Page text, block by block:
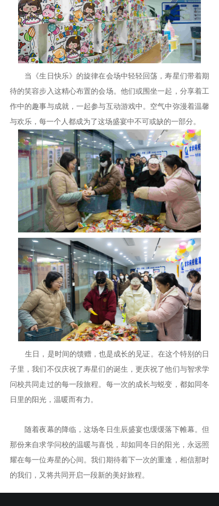
当《生日快乐》的旋律在会场中轻轻回荡，寿星们带着期
待的笑容步入这精心布置的会场。他们或围坐一起，分享着工
作中的趣事与成就，一起参与互动游戏中。空气中弥漫着温馨
与欢乐，每一个人都成为了这场盛宴中不可或缺的一部分。
生日，是时间的馈赠，也是成长的见证。在这个特别的日
子里，我们不仅庆祝了寿星们的诞生，更庆祝了他们与智求学
问校共同走过的每一段旅程。每一次的成长与蜕变，都如同冬
日里的阳光，温暖而有力。
随着夜幕的降临，这场冬日生辰盛宴也缓缓落下帷幕。但
那份来自求学问校的温暖与喜悦，却如同冬日的阳光，永远照
耀在每一位寿星的心间。我们期待着下一次的重逢，相信那时
的我们，又将共同开启一段新的美好旅程。